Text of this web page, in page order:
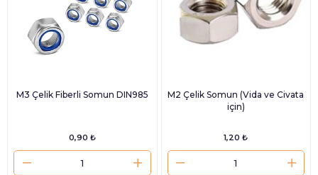
M3 Çelik Fiberli Somun DIN985
0,90 ₺
M2 Çelik Somun (Vida ve Civata
için)
1,20 ₺